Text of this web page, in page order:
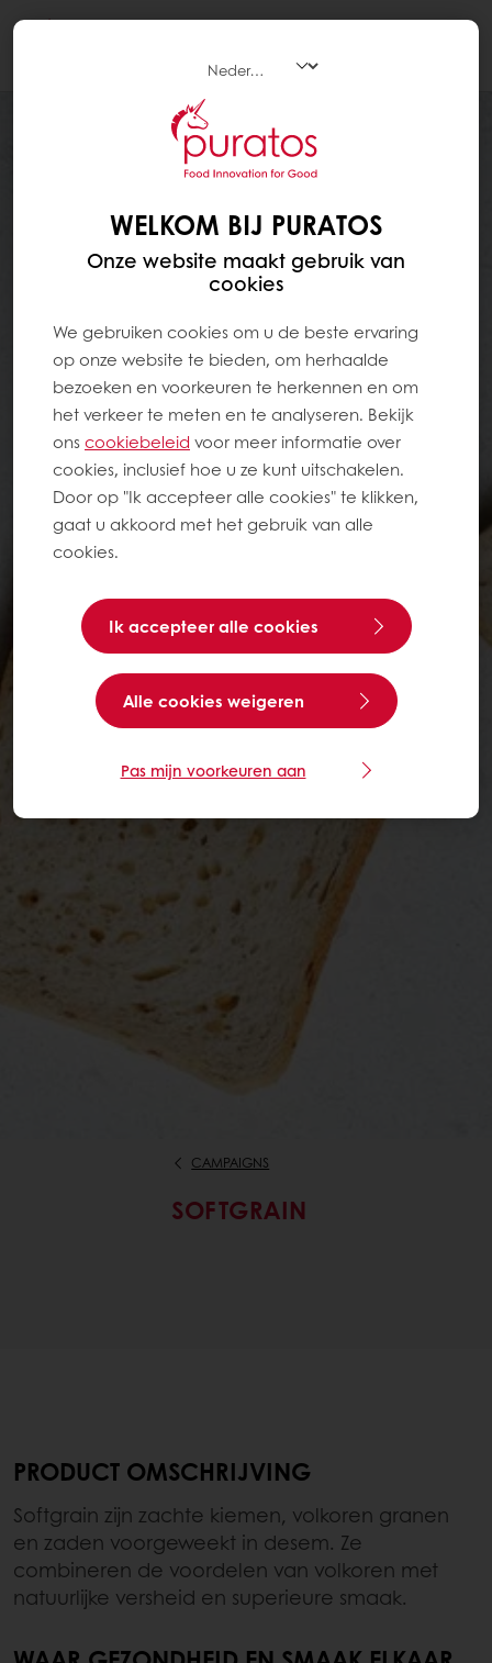
CAMPAIGNS
SOFTGRAIN
PRODUCT OMSCHRIJVING
Softgrain zijn zachte kiemen, volkoren granen
en zaden voorgeweekt in desem. Ze
combineren de voordelen van volkoren met
natuurlijke versheid en superieure smaak.
WELKOM BIJ PURATOS
Onze website maakt gebruik van
cookies
We gebruiken cookies om u de beste ervaring
op onze website te bieden, om herhaalde
bezoeken en voorkeuren te herkennen en om
het verkeer te meten en te analyseren. Bekijk
ons ​​cookiebeleid voor meer informatie over
cookies, inclusief hoe u ze kunt uitschakelen.
Door op "Ik accepteer alle cookies" te klikken,
gaat u akkoord met het gebruik van alle
cookies.
Ik accepteer alle cookies
Alle cookies weigeren
Pas mijn voorkeuren aan